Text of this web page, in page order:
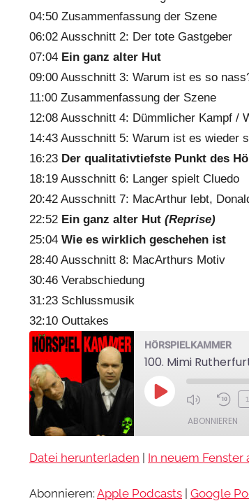
s
p
a
m
m
e
r
04:50 Zusammenfassung der Szene
06:02 Ausschnitt 2: Der tote Gastgeber
07:04 Ein ganz alter Hut
09:00 Ausschnitt 3: Warum ist es so
11:00 Zusammenfassung der Szene
12:08 Ausschnitt 4: Dümmlicher Kampf /
14:43 Ausschnitt 5: Warum ist es wieder
16:23 Der qualitativtiefste Punkt des
18:19 Ausschnitt 6: Langer spielt Cluedo
20:42 Ausschnitt 7: MacArthur lebt,
22:52 Ein ganz alter Hut (Reprise)
25:04 Wie es wirklich geschehen ist
28:40 Ausschnitt 8: MacArthurs Motiv
30:46 Verabschiedung
31:23 Schlussmusik
32:10 Outtakes
HÖRSPIELKAMMER
100. Mimi
Play
EpisodeABONNIEREN
Apple Podcasts
RSS FEED
TEILEN
LINK
Datei herunterladen In neuem Fenster
Abonnieren: Apple Podcasts | Google